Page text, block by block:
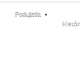
Podujatia